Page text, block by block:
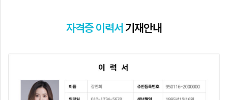
자격증 이력서 기재안내